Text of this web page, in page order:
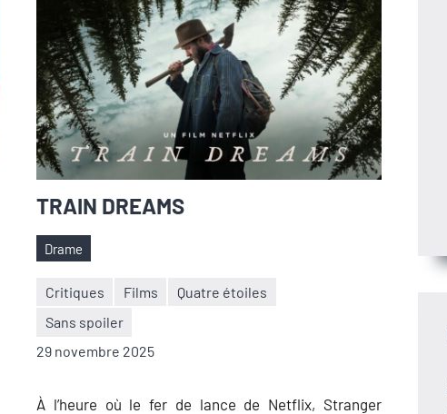
TRAIN DREAMS
Étiquettes
Drame
Critiques Films
Quatre étoiles
Sans spoiler
29 novembre 2025
Nicolas
Auger
Aucun
commentaire
À l’heure où le fer de lance de Netflix, Stranger